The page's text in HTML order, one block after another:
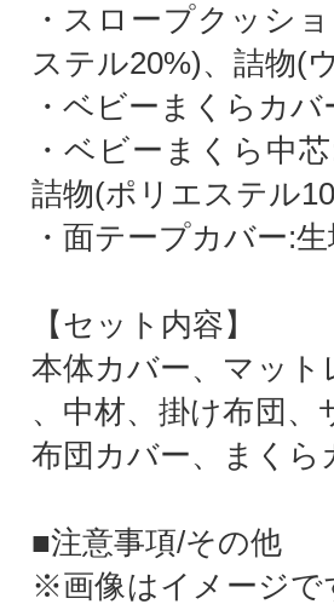
・スロープクッシ
ステル20%)、詰物(
・ベビーまくらカ
・ベビーまくら中
詰物(ポリエステル
・面テープカバー:
【セット内容】
本体カバー、マッ
、中材、掛け布団
布団カバー、まく
■注意事項/その他
※画像はイメージで